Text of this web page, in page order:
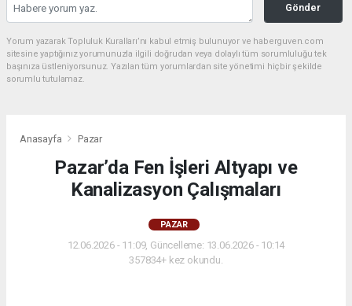
Gönder
Yorum yazarak Topluluk Kuralları’nı kabul etmiş bulunuyor ve haberguven.com
sitesine yaptığınız yorumunuzla ilgili doğrudan veya dolaylı tüm sorumluluğu tek
başınıza üstleniyorsunuz. Yazılan tüm yorumlardan site yönetimi hiçbir şekilde
sorumlu tutulamaz.
Anasayfa Pazar
Pazar’da Fen İşleri Altyapı ve
Kanalizasyon Çalışmaları
PAZAR
12.06.2026 - 11:09, Güncelleme: 13.06.2026 - 10:14
357834+ kez okundu.